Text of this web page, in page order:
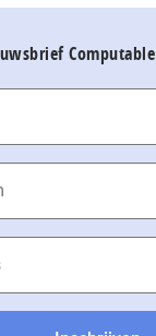
Computable